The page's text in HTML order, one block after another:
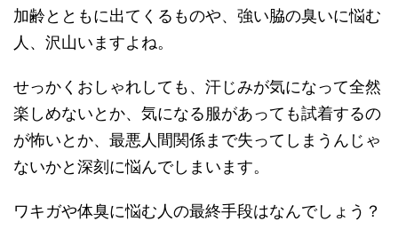
加齢とともに出てくるものや、強い脇の臭いに悩む
人、沢山いますよね。
せっかくおしゃれしても、汗じみが気になって全然
楽しめないとか、気になる服があっても試着するの
が怖いとか、最悪人間関係まで失ってしまうんじゃ
ないかと深刻に悩んでしまいます。
ワキガや体臭に悩む人の最終手段はなんでしょう？